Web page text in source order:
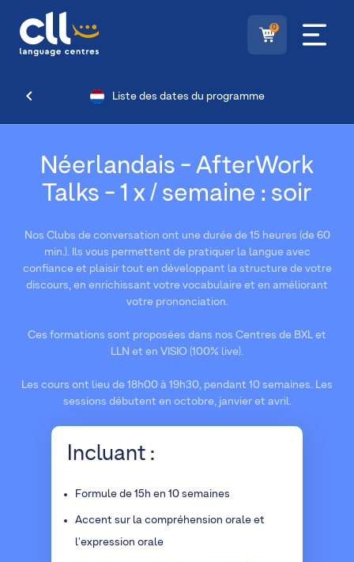
0
Liste des dates du programme
Néerlandais - AfterWork
Talks - 1 x / semaine : soir
Nos Clubs de conversation ont une durée de 15 heures (de 60
min.). Ils vous permettent de pratiquer la langue avec
confiance et plaisir tout en développant la structure de votre
discours, en enrichissant votre vocabulaire et en améliorant
votre prononciation.
Ces formations sont proposées dans nos Centres de BXL et
LLN et en VISIO (100% live).
Les cours ont lieu de 18h00 à 19h30, pendant 10 semaines. Les
sessions débutent en octobre, janvier et avril.
Incluant :
Formule de 15h en 10 semaines
Accent sur la compréhension orale et
l'expression orale